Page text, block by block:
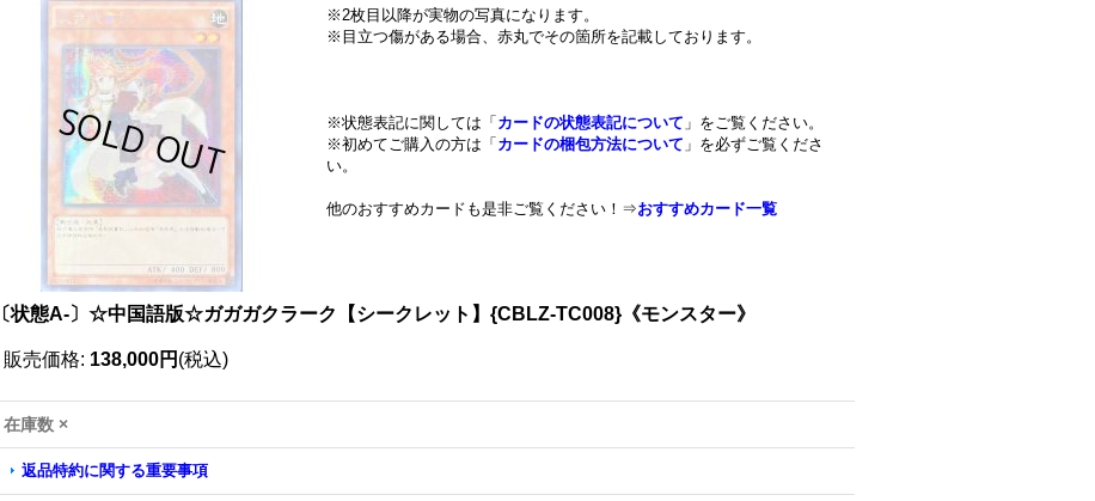
※2枚目以降が実物の写真になります。
※目立つ傷がある場合、赤丸でその箇所を記載しております。
※状態表記に関しては「 カードの状態表記について 」をご覧ください。
※初めてご購入の方は「 カードの梱包方法について 」を必ずご覧くださ
い。
他のおすすめカードも是非ご覧ください！⇒おすすめカード一覧
〔状態A-〕☆中国語版☆ガガガクラーク【シークレット】{CBLZ-TC008}《モンスター》
販売価格: 138,000円 (税込)
在庫数 ×
返品特約に関する重要事項